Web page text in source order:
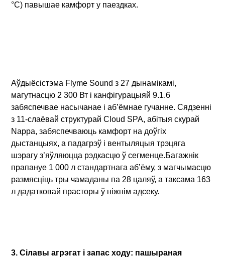
°C) павышае камфорт у паездках.
Аўдыёсістэма Flyme Sound з 27 дынамікамі,
магутнасцю 2 300 Вт і канфігурацыяй 9.1.6
забяспечвае насычанае і аб’ёмнае гучанне. Сядзенні
з 11-слаёвай структурай Cloud SPA, абітыя скурай
Nappa, забяспечваюць камфорт на доўгіх
дыстанцыях, а падагрэў і вентыляцыя трэцяга
шэрагу з’яўляюцца рэдкасцю ў сегменце.Багажнік
прапануе 1 000 л стандартнага аб’ёму, з магчымасцю
размясціць тры чамаданы па 28 цаляў, а таксама 163
л дадатковай прасторы ў ніжнім адсеку.
3. Сілавы агрэгат і запас ходу: пашыраная